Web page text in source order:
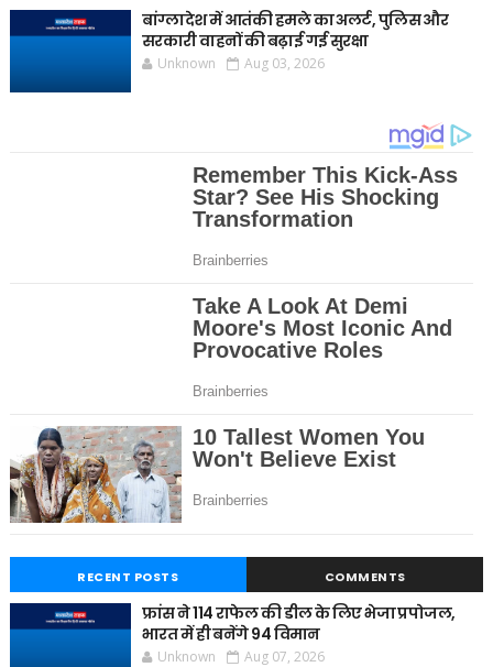
बांग्लादेश में आतंकी हमले का अलर्ट, पुलिस और
सरकारी वाहनों की बढ़ाई गई सुरक्षा
Unknown Aug 03, 2026
RECENT POSTS COMMENTS
फ्रांस ने 114 राफेल की डील के लिए भेजा प्रपोजल,
भारत में ही बनेंगे 94 विमान
Unknown Aug 07, 2026